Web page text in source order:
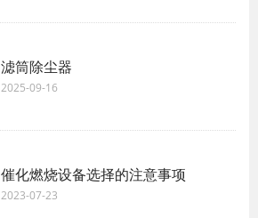
滤筒除尘器
2025-09-16
催化燃烧设备选择的注意事项
2023-07-23